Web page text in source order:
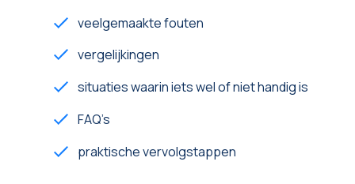
veelgemaakte fouten
vergelijkingen
situaties waarin iets wel of niet handig is
FAQ’s
praktische vervolgstappen